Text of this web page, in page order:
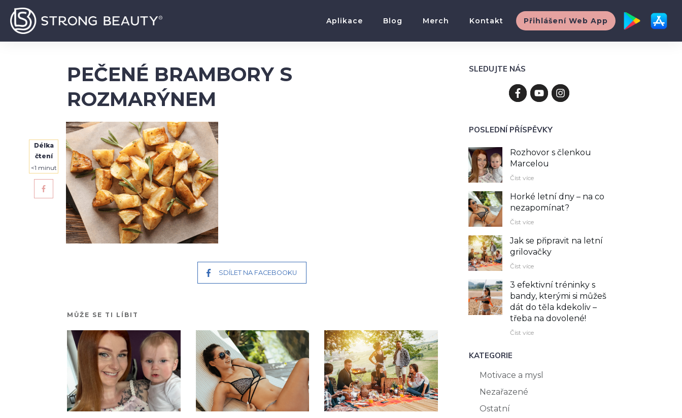
Aplikace Blog Merch Kontakt Přihlášení Web App
PEČENÉ BRAMBORY S
ROZMARÝNEM
Délka
čtení
<1 minut
SDÍLET NA FACEBOOKU
MŮŽE SE TI LÍBIT
SLEDUJTE NÁS
POSLEDNÍ PŘÍSPĚVKY
Rozhovor s členkou
Marcelou
Číst více
Horké letní dny – na co
nezapomínat?
Číst více
Jak se připravit na letní
grilovačky
Číst více
3 efektivní tréninky s
bandy, kterými si můžeš
dát do těla kdekoliv –⁠
třeba na dovolené!
Číst více
KATEGORIE
Motivace a mysl
Nezařazené
Ostatní